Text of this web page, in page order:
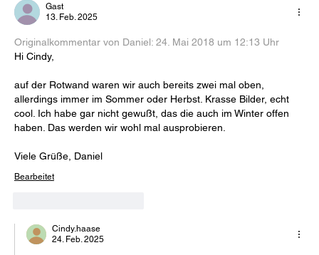
Gast
13. Feb. 2025
Originalkommentar von Daniel: 24. Mai 2018 um 12:13 Uhr
Hi Cindy,
auf der Rotwand waren wir auch bereits zwei mal oben,
allerdings immer im Sommer oder Herbst. Krasse Bilder, echt
cool. Ich habe gar nicht gewußt, das die auch im Winter offen
haben. Das werden wir wohl mal ausprobieren.
Viele Grüße, Daniel
Bearbeitet
Cindy.haase
24. Feb. 2025